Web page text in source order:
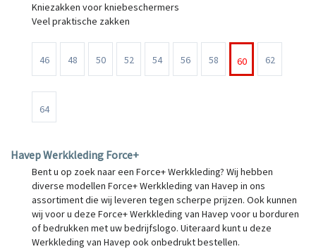
Kniezakken voor kniebeschermers
Veel praktische zakken
46 48 50 52 54 56 58 60 62
64
Havep Werkkleding Force+
Bent u op zoek naar een Force+ Werkkleding? Wij hebben
diverse modellen Force+ Werkkleding van Havep in ons
assortiment die wij leveren tegen scherpe prijzen. Ook kunnen
wij voor u deze Force+ Werkkleding van Havep voor u borduren
of bedrukken met uw bedrijfslogo. Uiteraard kunt u deze
Werkkleding van Havep ook onbedrukt bestellen.